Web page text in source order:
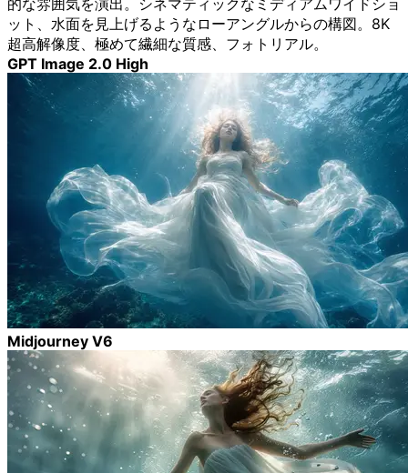
ット、水面を見上げるようなローアングルからの構図。8K
超高解像度、極めて繊細な質感、フォトリアル。
GPT Image 2.0 High
Midjourney V6